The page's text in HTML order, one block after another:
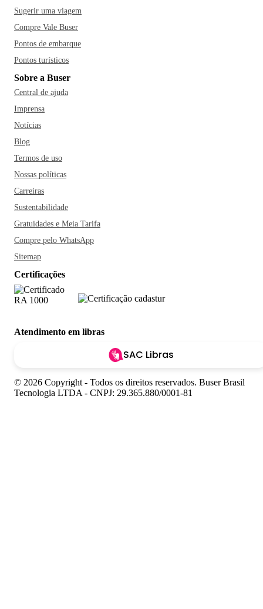
Sugerir uma viagem
Compre Vale Buser
Pontos de embarque
Pontos turísticos
Sobre a Buser
Central de ajuda
Imprensa
Notícias
Blog
Termos de uso
Nossas políticas
Carreiras
Sustentabilidade
Gratuidades e Meia Tarifa
Compre pelo WhatsApp
Sitemap
Certificações
Atendimento em libras
SAC Libras
© 2026 Copyright - Todos os direitos reservados. Buser Brasil
Tecnologia LTDA - CNPJ: 29.365.880/0001-81